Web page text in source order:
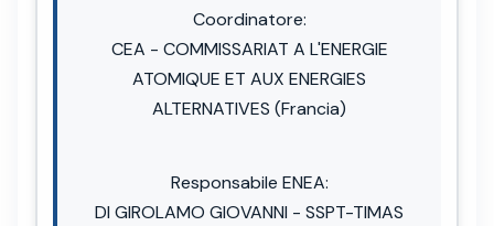
Coordinatore:
CEA - COMMISSARIAT A L'ENERGIE
ATOMIQUE ET AUX ENERGIES
ALTERNATIVES (Francia)
Responsabile ENEA:
DI GIROLAMO GIOVANNI - SSPT-TIMAS